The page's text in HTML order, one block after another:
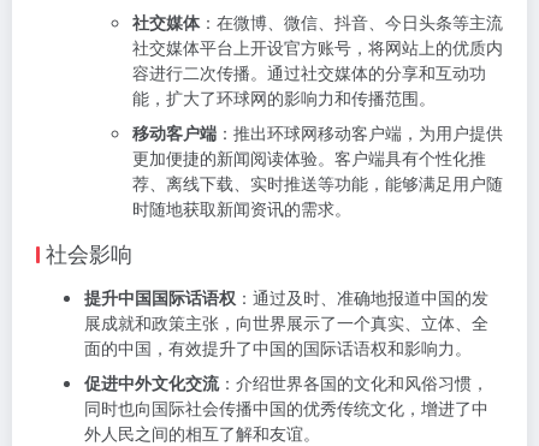
社交媒体：在微博、微信、抖音、今日头条等主流
社交媒体平台上开设官方账号，将网站上的优质内
容进行二次传播。通过社交媒体的分享和互动功
能，扩大了环球网的影响力和传播范围。
移动客户端 ：推出环球网移动客户端，为用户提供
更加便捷的新闻阅读体验。客户端具有个性化推
荐、离线下载、实时推送等功能，能够满足用户随
时随地获取新闻资讯的需求。
社会影响
提升中国国际话语权 ：通过及时、准确地报道中国的发
展成就和政策主张，向世界展示了一个真实、立体、全
面的中国，有效提升了中国的国际话语权和影响力。
促进中外文化交流：介绍世界各国的文化和风俗习惯，
同时也向国际社会传播中国的优秀传统文化，增进了中
外人民之间的相互了解和友谊。